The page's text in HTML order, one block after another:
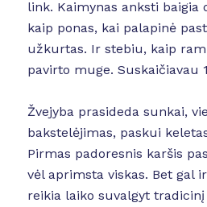
link. Kaimynas anksti baigia
kaip ponas, kai palapinė
užkurtas. Ir stebiu, kaip
pavirto muge. Suskaičiavau
Žvejyba prasideda sunkai,
bakstelėjimas, paskui
Pirmas padoresnis karšis
vėl aprimsta viskas. Bet gal
reikia laiko suvalgyt